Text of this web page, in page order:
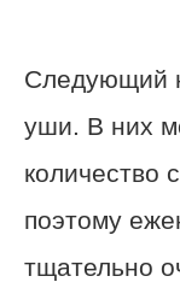
Следующий
уши. В них
количество
поэтому
тщательно